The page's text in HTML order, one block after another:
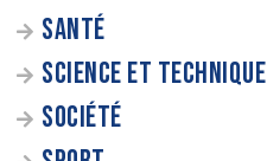
SANTÉ
SCIENCE ET TECHNIQUE
SOCIÉTÉ